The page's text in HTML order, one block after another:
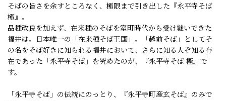
そばの旨さを余すところなく、極限まで引き出した『永平寺そば
極』。
品種改良を加えず、在来種のそばを室町時代から受け継いできた
福井は。日本唯一の「在来種そば王国」。「越前そば」としてそ
の名をそば好きに知られる福井において、さらに知る人ぞ知る存
在であった「永平寺そば」を究めたのが、『永平寺そば 極』で
す。
「永平寺そば」の伝統にのっとり、『永平寺町産玄そば』のみで